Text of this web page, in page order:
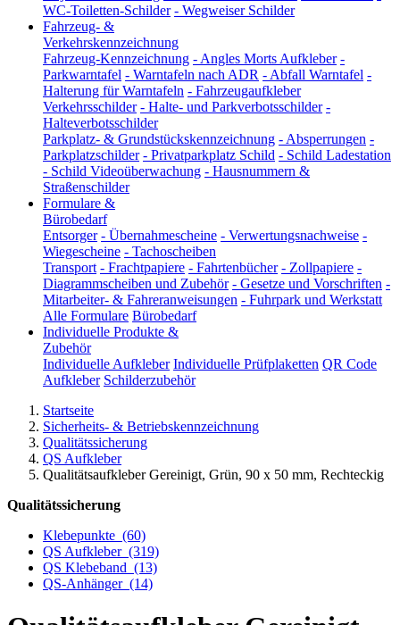
WC-Toiletten-Schilder - Wegweiser Schilder
Fahrzeug- &
Verkehrskennzeichnung
Fahrzeug-Kennzeichnung - Angles Morts Aufkleber -
Parkwarntafel - Warntafeln nach ADR - Abfall Warntafel -
Halterung für Warntafeln - Fahrzeugaufkleber
Verkehrsschilder - Halte- und Parkverbotsschilder -
Halteverbotsschilder
Parkplatz- & Grundstückskennzeichnung - Absperrungen -
Parkplatzschilder - Privatparkplatz Schild - Schild Ladestation
- Schild Videoüberwachung - Hausnummern &
Straßenschilder
Formulare &
Bürobedarf
Entsorger - Übernahmescheine - Verwertungsnachweise -
Wiegescheine - Tachoscheiben
Transport - Frachtpapiere - Fahrtenbücher - Zollpapiere -
Diagrammscheiben und Zubehör - Gesetze und Vorschriften -
Mitarbeiter- & Fahreranweisungen - Fuhrpark und Werkstatt
Alle Formulare Bürobedarf
Individuelle Produkte &
Zubehör
Individuelle Aufkleber Individuelle Prüfplaketten QR Code
Aufkleber Schilderzubehör
Startseite
Sicherheits- & Betriebskennzeichnung
Qualitätssicherung
QS Aufkleber
Qualitätsaufkleber Gereinigt, Grün, 90 x 50 mm, Rechteckig
Qualitätssicherung
Klebepunkte (60)
QS Aufkleber (319)
QS Klebeband (13)
QS-Anhänger (14)